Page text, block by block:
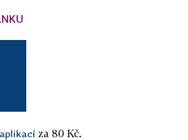
za 80 Kč.